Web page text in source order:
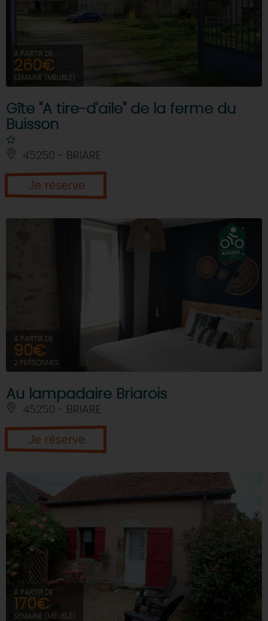
CETTE SEMAINE
TOUT L'AGENDA
À PARTIR DE
260€
SEMAINE (MEUBLÉ)
Gîte "A tire-d'aile" de la ferme du
Buisson
45250 - BRIARE
Je réserve
À PARTIR DE
90€
2 PERSONNES
Au lampadaire Briarois
45250 - BRIARE
Je réserve
À PARTIR DE
170€
SEMAINE (MEUBLÉ)